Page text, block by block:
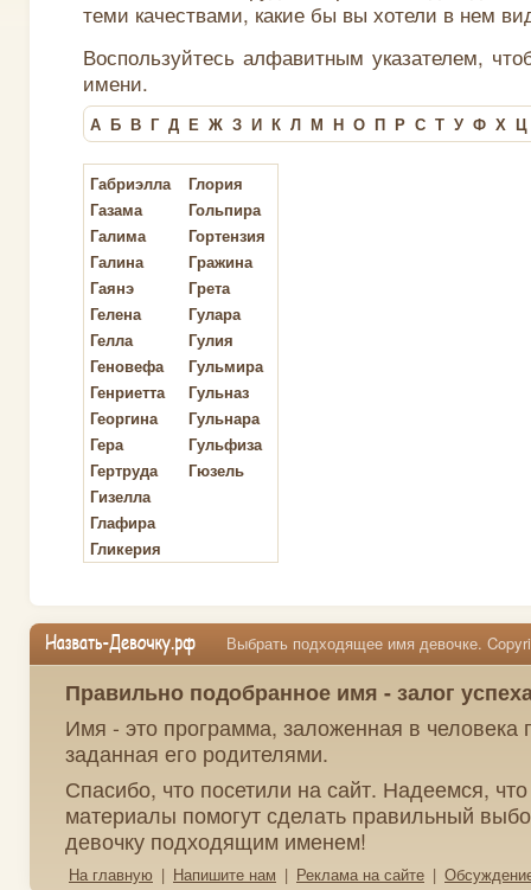
теми качествами, какие бы вы хотели в нем
Воспользуйтесь алфавитным указателем,
имени.
А Б В Г Д Е Ж З И К Л М Н О П Р С Т У Ф Х Ц
Габриэлла
Газама
Галима
Галина
Гаянэ
Гелена
Гелла
Геновефа
Генриетта
Георгина
Гера
Гертруда
Гизелла
Глафира
Гликерия
Глория
Гольпира
Гортензия
Гражина
Грета
Гулара
Гулия
Гульмира
Гульназ
Гульнара
Гульфиза
Гюзель
Выбрать подходящее имя девочке.
Правильно подобранное имя - залог
Имя - это программа, заложенная в человека
заданная его родителями.
Спасибо, что посетили на сайт. Надеемся,
материалы помогут сделать правильный
девочку подходящим именем!
На главную | Напишите нам | Реклама на сайте |